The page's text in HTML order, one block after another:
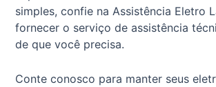
simples, confie na Assistência Eletro
fornecer o serviço de assistência
de que você precisa.
Conte conosco para manter seus